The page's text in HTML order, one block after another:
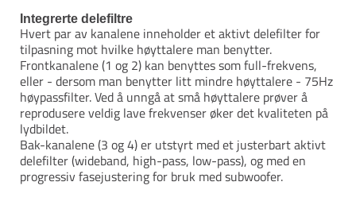
Integrerte delefiltre
Hvert par av kanalene inneholder et aktivt delefilter for
tilpasning mot hvilke høyttalere man benytter.
Frontkanalene (1 og 2) kan benyttes som full-frekvens,
eller - dersom man benytter litt mindre høyttalere - 75Hz
høypassfilter. Ved å unngå at små høyttalere prøver å
reprodusere veldig lave frekvenser øker det kvaliteten på
lydbildet.
Bak-kanalene (3 og 4) er utstyrt med et justerbart aktivt
delefilter (wideband, high-pass, low-pass), og med en
progressiv fasejustering for bruk med subwoofer.